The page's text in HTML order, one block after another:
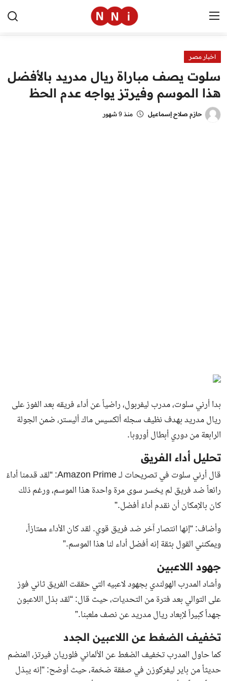
الرئيسية
اخبار مصر
العالم
اخبار مصر
سلوت يصف مباراة ريال مدريد بالأفضل
هذا الموسم وفيرتز يواجه عدم الحظ
حازم صلاح إسماعيل منذ 9 شهور
بدا أرني سلوت، مدرب ليفربول، راضياً عن أداء فريقه بعد الفوز على
ريال مدريد بهدف نظيف سجله ألكسيس ماك أليستر، ضمن الجولة
الرابعة من دوري أبطال أوروبا.
تحليل أداء الفريق
قال أرني سلوت في تصريحات لـAmazon Prime: “لقد قدمنا أداءً
رائعاً ضد فريق لم يخسر سوى مرة واحدة هذا الموسم، ورغم ذلك
كان بالإمكان أن نقدم أداءً أفضل.”
وأضاف: “إنها انتصار آخر ضد فريق قوي. لقد كان الأداء ممتازاً،
ويمكنني القول بثقة إنه أفضل أداء لنا هذا الموسم.”
جهود اللاعبين
وأشاد المدرب الهولندي بجهود لاعبيه التي حققت الفريق ثاني فوز
على التوالي بعد فترة من التحديات، حيث قال: “لقد بذل اللاعبون
جهداً كبيراً لإبعاد ريال مدريد عن نصف ملعبنا.”
تخفيف الضغط عن اللاعبين الجدد
كما حاول المدرب تخفيف الضغط عن الألماني فلوريان فيرتز، المنضم
حديثاً من باير ليفركوزن في صفقة ضخمة، حيث أوضح: “إنه يبذل